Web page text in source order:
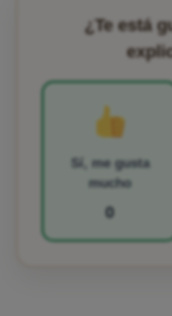
¿Te está
Sí, me gusta
mucho
0